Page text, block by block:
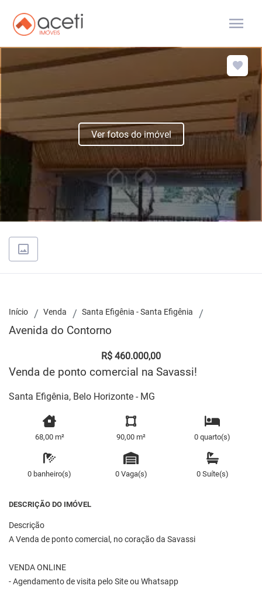
menu
Ver fotos do imóvel
Início Venda Santa Efigênia - Santa Efigênia
Avenida do Contorno
R$ 460.000,00
Venda de ponto comercial na Savassi!
Santa Efigênia, Belo Horizonte - MG
68,00 m² 90,00 m² 0 quarto(s)
0 banheiro(s) 0 Vaga(s) 0 Suíte(s)
DESCRIÇÃO DO IMÓVEL
Descrição
A Venda de ponto comercial, no coração da Savassi
VENDA ONLINE
- Agendamento de visita pelo Site ou Whatsapp